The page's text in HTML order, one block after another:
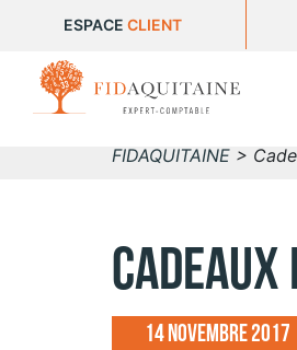
ESPACE CLIENT
FIDAQUITAINE >
14 novembre 2017